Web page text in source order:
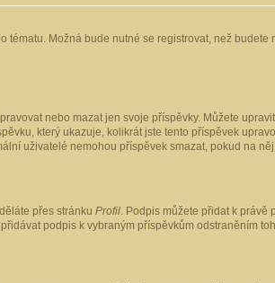
Možná bude nutné se registrovat, než
nebo mazat jen svoje příspěvky. Můžete
který ukazuje, kolikrát jste tento příspěvek
uživatelé nemohou příspěvek smazat, pokud na
přes stránku Profil. Podpis můžete přidat k právě
podpis k vybraným příspěvkům odstraněním